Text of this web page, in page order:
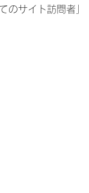
のサイト訪問者」